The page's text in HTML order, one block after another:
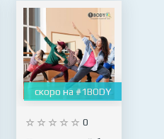
скоро на #1BODY
0